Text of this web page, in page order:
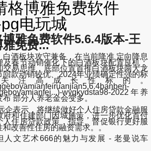
格博雅免费软件
电玩城
雅免费软件5.6.4版本-王
免费...
板块攻守兼备，在当前降准 定向降息
及春节动销催化下的白酒板块配置良机：
易思维，底部位置首推白酒板块两大龙
款动销较优、2024年业绩确定性强的标
注高成长性标的。
wyqkydsta98-2022年养
部分人养老金会变多。
表示，将继续做好个人住房贷款金融服
府和住建部门因城施策，进一步优化首付
人住房贷款政策，指导、督促银行更好服
改善性住房的融资需求。。
人文艺术666的魅力与发展 - 老曼说车